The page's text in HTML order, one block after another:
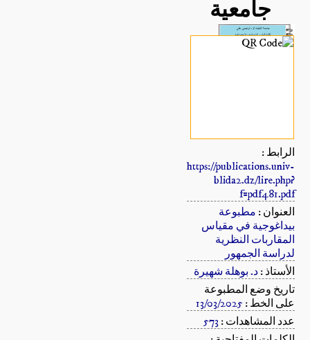
جامعية
الرابط :
https://publications.univ-
blida2.dz/lire.php?
f=pdf481.pdf
العنوان : مطبوعة
بيداغوجية في مقياس
المقاربات النظرية
لدراسة الجمهور
الأستاذ :د. بوهلة شهيرة
تاريخ وضع المطبوعة
على الخط :13/03/2025
عدد المشاهدات :573